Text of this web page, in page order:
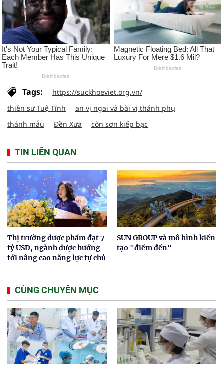
Tags:
https://suckhoeviet.org.vn/
thiền sư Tuệ Tĩnh
an vị ngai và bài vị thánh phụ
thánh mẫu
Đền Xưa côn sơn kiếp bạc
TIN LIÊN QUAN
Thị trường dược phẩm đạt 7
tỷ USD, ngành dược hướng
tới nâng cao năng lực tự chủ
SUN GROUP và mô hình kiến
tạo "điểm đến"
CÙNG CHUYÊN MỤC